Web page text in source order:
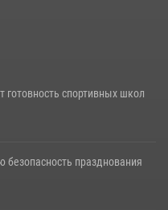
спортивных школ
безопасность празднования